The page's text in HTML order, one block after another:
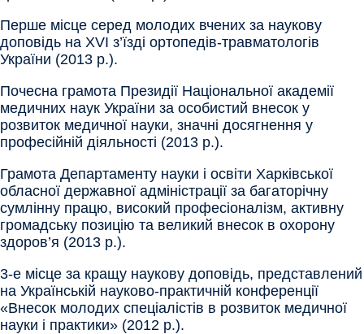
Перше місце серед молодих вчених за наукову
доповідь на XVI з’їзді ортопедів-травматологів
України (2013 р.).
Почесна грамота Президії Національної академії
медичних наук України за особистий внесок у
розвиток медичної науки, значні досягнення у
професійній діяльності (2013 р.).
Грамота Департаменту науки і освіти Харківської
обласної державної адміністрації за багаторічну
сумлінну працю, високий професіоналізм, активну
громадську позицію та великий внесок в охорону
здоров’я (2013 р.).
3-е місце за кращу наукову доповідь, представлений
на Українській науково-практичній конференції
«Внесок молодих спеціалістів в розвиток медичної
науки і практики» (2012 р.).